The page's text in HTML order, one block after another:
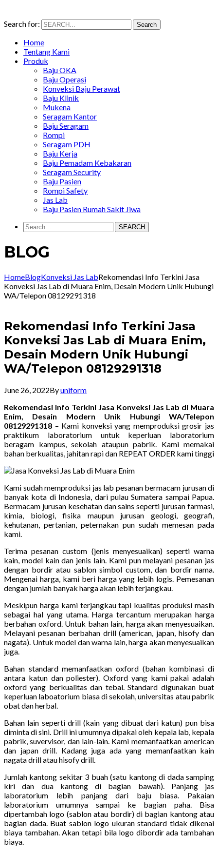
Search for: Search
Home
Tentang Kami
Produk
Baju OKA
Baju Operasi
Konveksi Baju Perawat
Baju Klinik
Mukena
Seragam Kantor
Baju Seragam
Rompi
Seragam PDH
Baju Kerja
Baju Pemadam Kebakaran
Seragam Security
Baju Pasien
Rompi Safety
Jas Lab
Baju Pasien Rumah Sakit Jiwa
SEARCH
BLOG
HomeBlogKonveksi Jas LabRekomendasi Info Terkini Jasa
Konveksi Jas Lab di Muara Enim, Desain Modern Unik Hubungi
WA/Telepon 08129291318
Rekomendasi Info Terkini Jasa
Konveksi Jas Lab di Muara Enim,
Desain Modern Unik Hubungi
WA/Telepon 08129291318
June 26, 2022Byuniform
Rekomendasi Info Terkini Jasa Konveksi Jas Lab di Muara
Enim, Desain Modern Unik Hubungi WA/Telepon
08129291318 – Kami konveksi yang memproduksi grosir jas
praktikum laboratorium untuk keperluan laboratorium
beragam kampus, sekolah ataupun pabrik. Kami memakai
bahan berkualitas, jahitan rapi dan REPEAT ORDER kami tinggi
Kami sudah memproduksi jas lab pesanan bermacam jurusan di
banyak kota di Indonesia, dari pulau Sumatera sampai Papua.
Bermacam jurusan kesehatan dan sains seperti jurusan farmasi,
kimia, biologi, fisika maupun jurusan geologi, geografi,
kehutanan, pertanian, peternakan pun sudah memesan pada
kami.
Terima pesanan custom (jenis menyesuaikan) seperti warna
kain, model kain dan jenis lain. Kami pun melayani pesanan jas
dengan bordir atau sablon simbol custom, dan bordir nama.
Mengenai harga, kami beri harga yang lebih logis. Pemesanan
dengan jumlah banyak harga akan lebih terjangkau.
Meskipun harga kami terjangkau tapi kualitas produksi masih
sebagai hal yang utama. Harga tercantum merupakan harga
berbahan oxford. Untuk bahan lain, harga akan menyesuaikan.
Melayani pesanan berbahan drill (american, japan, hisofy dan
nagata). Untuk model dan warna lain, harga akan menyesuaikan
juga.
Bahan standard memanfaatkan oxford (bahan kombinasi di
antara katun dan poliester). Oxford yang kami pakai adalah
oxford yang berkualitas dan tebal. Standard digunakan buat
keperluan laboatorium biasa di sekolah, universitas atau pabrik
obat dan herbal.
Bahan lain seperti drill (kain yang dibuat dari katun) pun bisa
diminta di sini. Drill ini umumnya dipakai oleh kepala lab, kepala
pabrik, suvervisor, dan lain-lain. Kami memanfaatkan american
dan japan drill. Kadang juga ada yang memanfaatkan kain
nagata drill atau hisofy drill.
Jumlah kantong sekitar 3 buah (satu kantong di dada samping
kiri dan dua kantong di bagian bawah). Panjang jas
laboratorium lebih panjang dari baju biasa. Pakaian
laboratorium umumnya sampai ke bagian paha. Bisa
dipertambah logo (sablon atau bordir) di bagian kantong atau
bagian dada. Buat sablon logo ukuran standard tidak dikenai
biaya tambahan. Akan tetapi bila logo dibordir ada tambahan
biaya.